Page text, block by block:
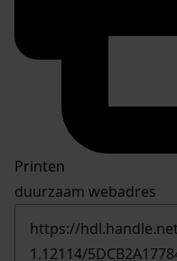
Printen
duurzaam webadres